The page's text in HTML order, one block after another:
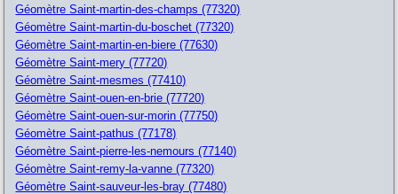
Géomètre Saint-martin-des-champs (77320)
Géomètre Saint-martin-du-boschet (77320)
Géomètre Saint-martin-en-biere (77630)
Géomètre Saint-mery (77720)
Géomètre Saint-mesmes (77410)
Géomètre Saint-ouen-en-brie (77720)
Géomètre Saint-ouen-sur-morin (77750)
Géomètre Saint-pathus (77178)
Géomètre Saint-pierre-les-nemours (77140)
Géomètre Saint-remy-la-vanne (77320)
Géomètre Saint-sauveur-les-bray (77480)